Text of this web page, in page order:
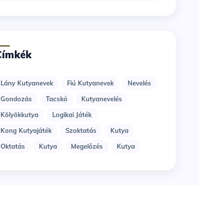
Címkék
Lány Kutyanevek Fiú Kutyanevek
Nevelés
Gondozás
Tacskó
Kutyanevelés
Kölyökkutya
Logikai Játék
Kong Kutyajáték
Szoktatás
Kutya
Oktatás
Kutya Megelőzés Kutya